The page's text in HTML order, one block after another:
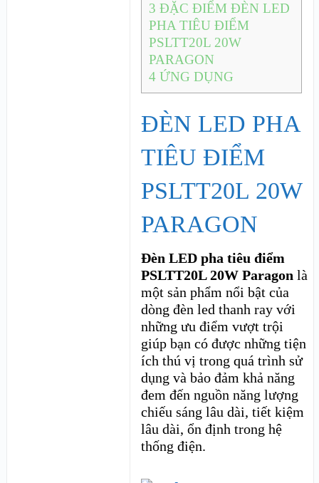
3 ĐẶC ĐIỂM ĐÈN LED
PHA TIÊU ĐIỂM
PSLTT20L 20W
PARAGON
4 ỨNG DỤNG
ĐÈN LED PHA
TIÊU ĐIỂM
PSLTT20L 20W
PARAGON
Đèn LED pha tiêu điểm
PSLTT20L 20W Paragon là
một sản phẩm nổi bật của
dòng đèn led thanh ray với
những ưu điểm vượt trội
giúp bạn có được những tiện
ích thú vị trong quá trình sử
dụng và bảo đảm khả năng
đem đến nguồn năng lượng
chiếu sáng lâu dài, tiết kiệm
lâu dài, ổn định trong hệ
thống điện.